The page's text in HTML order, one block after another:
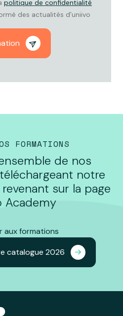
politique de confidentialité
des actualités d'uniivo
FORMATIONS
de nos
notre
sur la page
Academy
aux formations
catalogue 2026